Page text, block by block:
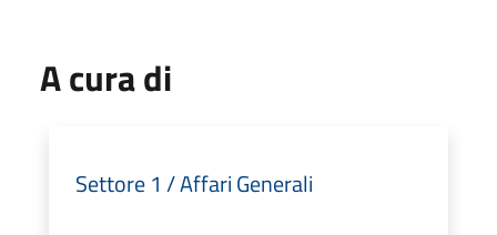
A cura di
Settore 1 / Affari Generali